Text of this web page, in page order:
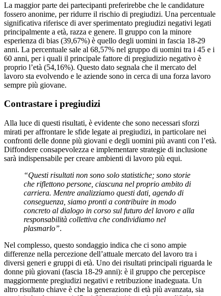
La maggior parte dei partecipanti preferirebbe che le candidature
fossero anonime, per ridurre il rischio di pregiudizi. Una percentuale
significativa riferisce di aver sperimentato pregiudizi negativi legati
principalmente a età, razza e genere. Il gruppo con la minore
esperienza di bias (39,67%) è quello degli uomini in fascia 18-29
anni. La percentuale sale al 68,57% nel gruppo di uomini tra i 45 e i
60 anni, per i quali il principale fattore di pregiudizio negativo è
proprio l’età (54,16%). Questo dato segnala che il mercato del
lavoro sta evolvendo e le aziende sono in cerca di una forza lavoro
sempre più giovane.
Contrastare i pregiudizi
Alla luce di questi risultati, è evidente che sono necessari sforzi
mirati per affrontare le sfide legate ai pregiudizi, in particolare nei
confronti delle donne più giovani e degli uomini più avanti con l’età.
Diffondere consapevolezza e implementare strategie di inclusione
sarà indispensabile per creare ambienti di lavoro più equi.
“Questi risultati non sono solo statistiche; sono storie
che riflettono persone, ciascuna nel proprio ambito di
carriera. Mentre analizziamo questi dati, agendo di
conseguenza, siamo pronti a contribuire in modo
concreto al dialogo in corso sul futuro del lavoro e alla
responsabilità collettiva che condividiamo nel
plasmarlo”.
Nel complesso, questo sondaggio indica che ci sono ampie
differenze nella percezione dell’attuale mercato del lavoro tra i
diversi generi e gruppi di età. Uno dei risultati principali riguarda le
donne più giovani (fascia 18-29 anni): è il gruppo che percepisce
maggiormente pregiudizi negativi e retribuzione inadeguata. Un
altro risultato chiave è che la generazione di età più avanzata, sia